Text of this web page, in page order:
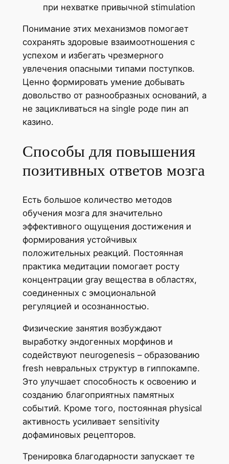
при нехватке привычной stimulation
Понимание этих механизмов помогает
сохранять здоровые взаимоотношения с
успехом и избегать чрезмерного
увлечения опасными типами поступков.
Ценно формировать умение добывать
довольство от разнообразных оснований, а
не зацикливаться на single роде пин ап
казино.
Способы для повышения
позитивных ответов мозга
Есть большое количество методов
обучения мозга для значительно
эффективного ощущения достижения и
формирования устойчивых
положительных реакций. Постоянная
практика медитации помогает росту
концентрации gray вещества в областях,
соединенных с эмоциональной
регуляцией и осознанностью.
Физические занятия возбуждают
выработку эндогенных морфинов и
содействуют neurogenesis – образованию
fresh невральных структур в гиппокампе.
Это улучшает способность к освоению и
созданию благоприятных памятных
событий. Кроме того, постоянная physical
активность усиливает sensitivity
дофаминовых рецепторов.
Тренировка благодарности запускает те